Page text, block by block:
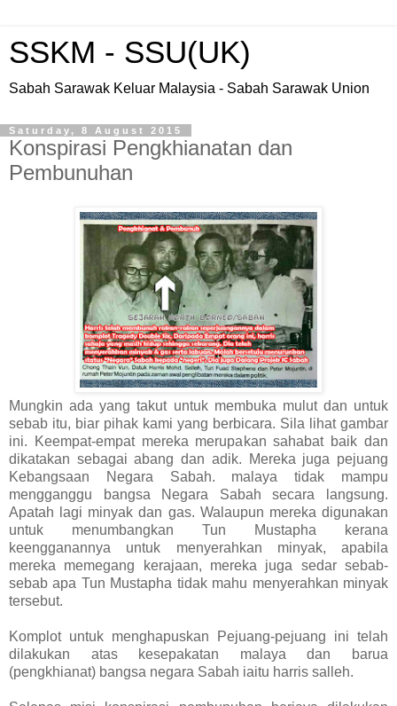
SSKM - SSU(UK)
Sabah Sarawak Keluar Malaysia - Sabah Sarawak Union
Saturday, 8 August 2015
Konspirasi Pengkhianatan dan
Pembunuhan
Mungkin ada yang takut untuk membuka mulut dan untuk
sebab itu, biar pihak kami yang berbicara. Sila lihat gambar
ini. Keempat-empat mereka merupakan sahabat baik dan
dikatakan sebagai abang dan adik. Mereka juga pejuang
Kebangsaan Negara Sabah. malaya tidak mampu
mengganggu bangsa Negara Sabah secara langsung.
Apatah lagi minyak dan gas. Walaupun mereka digunakan
untuk menumbangkan Tun Mustapha kerana
keengganannya untuk menyerahkan minyak, apabila
mereka memegang kerajaan, mereka juga sedar sebab-
sebab apa Tun Mustapha tidak mahu menyerahkan minyak
tersebut.
Komplot untuk menghapuskan Pejuang-pejuang ini telah
dilakukan atas kesepakatan malaya dan barua
(pengkhianat) bangsa negara Sabah iaitu harris salleh.